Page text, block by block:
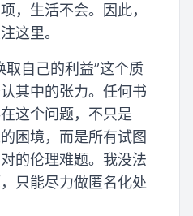
，生活不会。因此，
这里。
取自己的利益”这个质
其中的张力。任何书
这个问题，不只是
困境，而是所有试图
的伦理难题。我没法
只能尽力做匿名化处